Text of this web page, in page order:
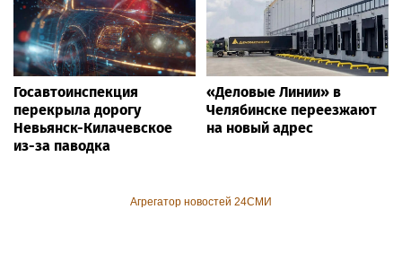
Госавтоинспекция
перекрыла дорогу
Невьянск-Килачевское
из-за паводка
«Деловые Линии» в
Челябинске переезжают
на новый адрес
Агрегатор новостей 24СМИ